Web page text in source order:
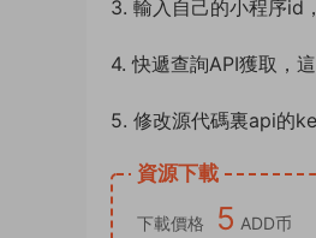
3. 輸入自己的小程序id
4. 快遞查詢API獲取，
5. 修改源代碼裏api的
資源下載
下載價格 5 ADD币